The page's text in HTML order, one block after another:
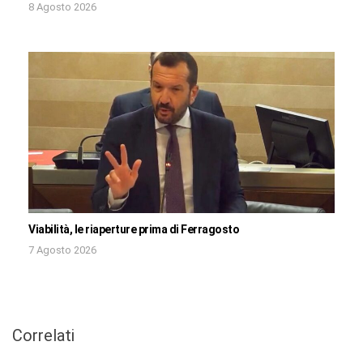
8 Agosto 2026
Viabilità, le riaperture prima di Ferragosto
7 Agosto 2026
Correlati